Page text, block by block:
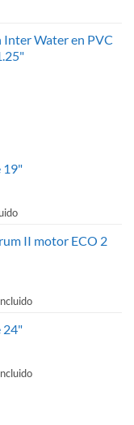
Inter Water en PVC
19"
II motor ECO 2
24"